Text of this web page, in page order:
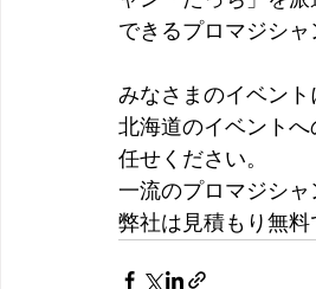
できるプロマジシ
みなさまのイベン
北海道のイベント
任せください。
一流のプロマジシ
弊社は見積もり無